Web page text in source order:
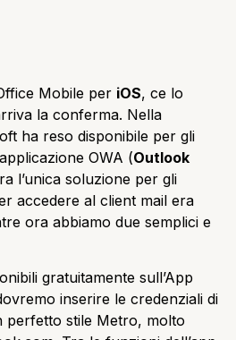
Mobile per iOS, ce lo
la conferma. Nella
ha reso disponibile per gli
OWA (Outlook
l’unica soluzione per gli
accedere al client mail era
ora abbiamo due semplici e
gratuitamente sull’App
inserire le credenziali di
perfetto stile Metro, molto